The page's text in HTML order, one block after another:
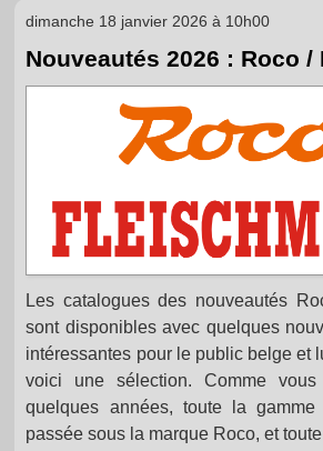
dimanche 18 janvier 2026 à 10h00
Nouveautés 2026 : Roco
Les catalogues des nouveautés
sont disponibles avec quelques
intéressantes pour le public belge et
voici une sélection. Comme
quelques années, toute la
passée sous la marque Roco, et